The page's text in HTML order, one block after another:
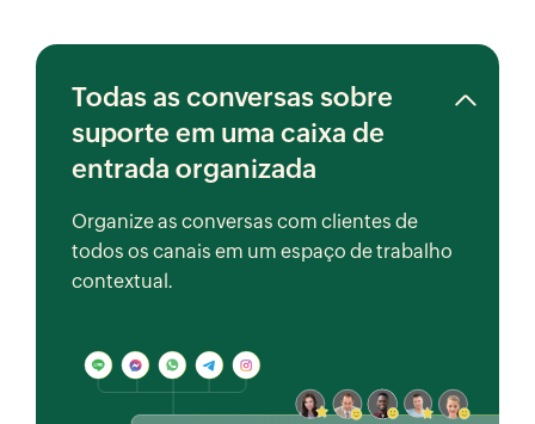
Todas as conversas sobre
suporte em uma caixa de
entrada organizada
Organize as conversas com clientes de
todos os canais em um espaço de trabalho
contextual.